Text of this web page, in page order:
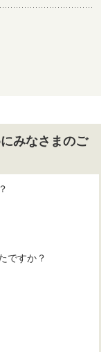
みなさまのご
ですか？